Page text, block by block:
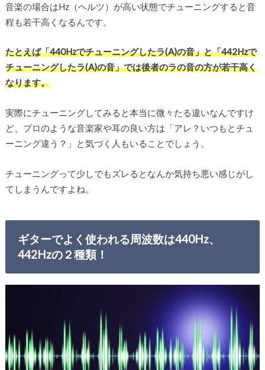
音楽の場合はHz（ヘルツ）が高い状態でチューニングすると音
程も若干高くなるんです。
たとえば「440Hzでチューニングしたラ(A)の音」と「442Hzで
チューニングしたラ(A)の音」では後者のラの音の方が若干高く
なります。
実際にチューニングしてみると本当に微々たる違いなんですけ
ど、プロのような音楽家や耳の良い方は「アレ？いつもとチュ
ーニング違う？」と気づく人もいることでしょう。
チューニングって少しでもズレるとなんか気持ち悪い感じがし
てしまうんですよね。
ギターでよく使われる周波数は440Hz、
442Hzの２種類！